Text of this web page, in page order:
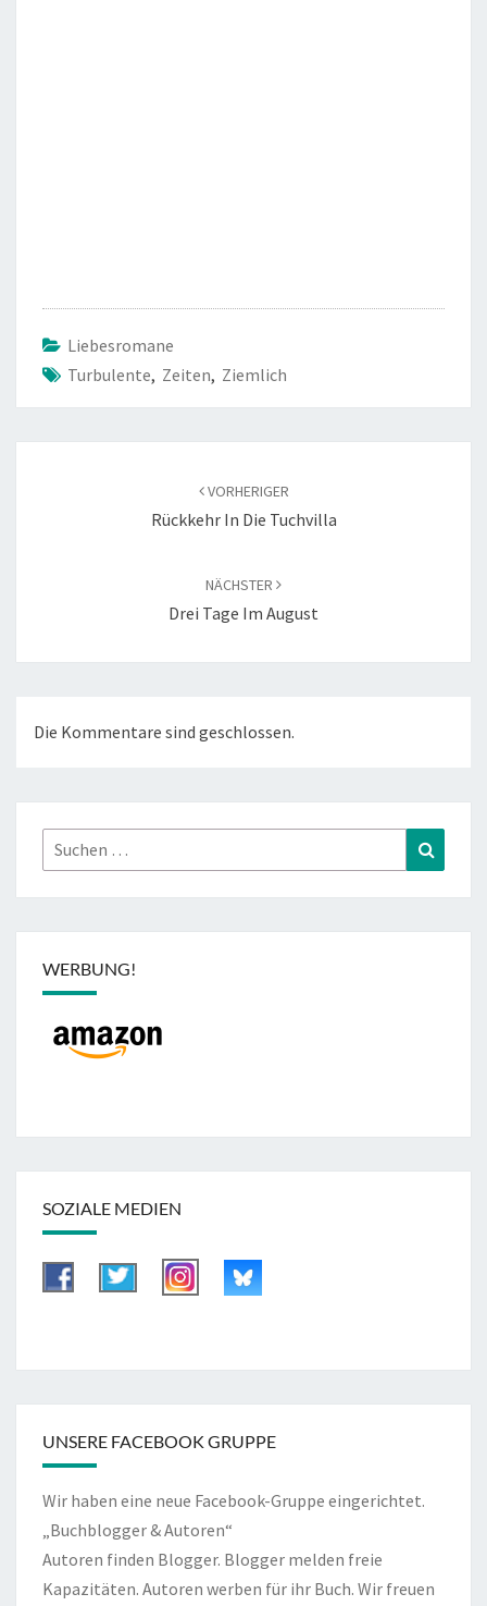
Liebesromane
Turbulente, Zeiten, Ziemlich
VORHERIGER
Rückkehr In Die Tuchvilla
NÄCHSTER
Drei Tage Im August
Die Kommentare sind geschlossen.
Suchen
nach:
WERBUNG!
SOZIALE MEDIEN
UNSERE FACEBOOK GRUPPE
Wir haben eine neue Facebook-Gruppe eingerichtet.
„Buchblogger & Autoren“
Autoren finden Blogger. Blogger melden freie
Kapazitäten. Autoren werben für ihr Buch. Wir freuen